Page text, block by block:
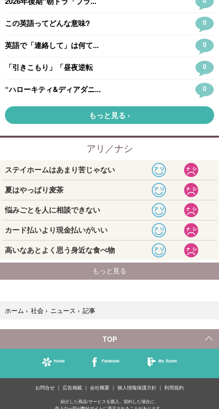
ホーム › 社会 › ニュース › 記事
TOP
Home Facebook My Room
お問合せ 広告掲載 会社概要 個人情報保護方針 利用規約
紹介した商品/サービスを購入、契約した場合に、